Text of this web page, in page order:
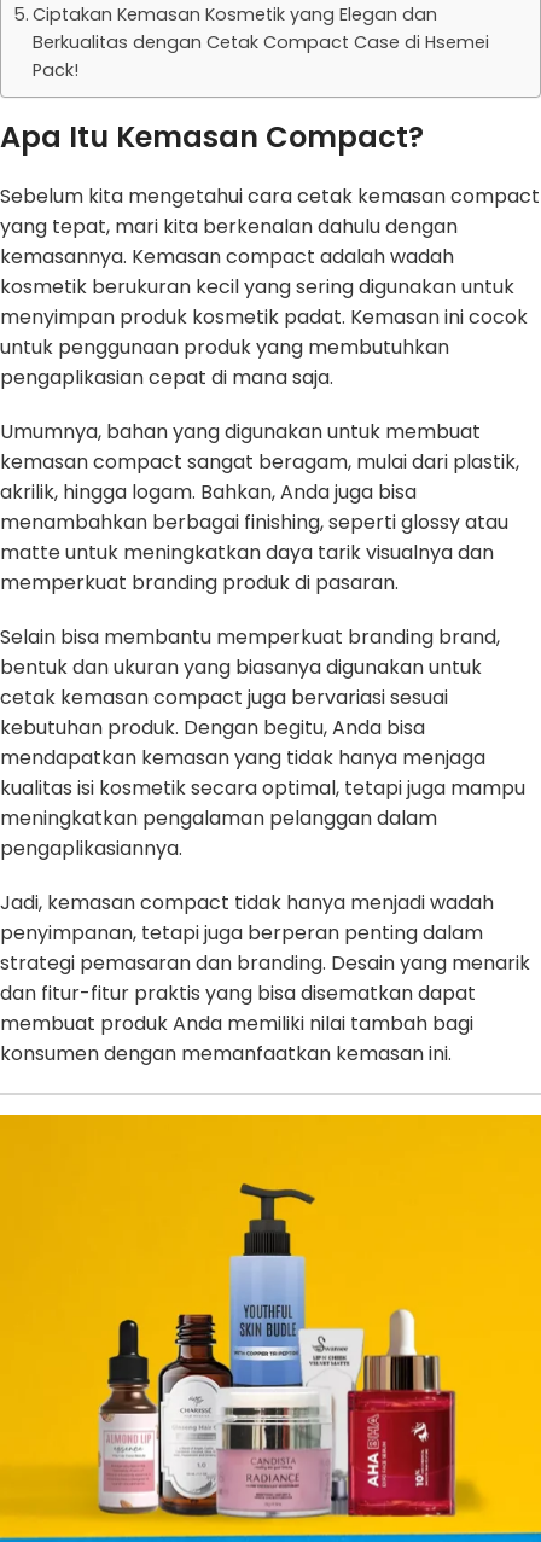
Ciptakan Kemasan Kosmetik yang Elegan dan
Berkualitas dengan Cetak Compact Case di Hsemei
Pack!
Apa Itu Kemasan Compact?
Sebelum kita mengetahui cara cetak kemasan compact
yang tepat, mari kita berkenalan dahulu dengan
kemasannya. Kemasan compact adalah wadah
kosmetik berukuran kecil yang sering digunakan untuk
menyimpan produk kosmetik padat. Kemasan ini cocok
untuk penggunaan produk yang membutuhkan
pengaplikasian cepat di mana saja.
Umumnya, bahan yang digunakan untuk membuat
kemasan compact sangat beragam, mulai dari plastik,
akrilik, hingga logam. Bahkan, Anda juga bisa
menambahkan berbagai finishing, seperti glossy atau
matte untuk meningkatkan daya tarik visualnya dan
memperkuat branding produk di pasaran.
Selain bisa membantu memperkuat branding brand,
bentuk dan ukuran yang biasanya digunakan untuk
cetak kemasan compact juga bervariasi sesuai
kebutuhan produk. Dengan begitu, Anda bisa
mendapatkan kemasan yang tidak hanya menjaga
kualitas isi kosmetik secara optimal, tetapi juga mampu
meningkatkan pengalaman pelanggan dalam
pengaplikasiannya.
Jadi, kemasan compact tidak hanya menjadi wadah
penyimpanan, tetapi juga berperan penting dalam
strategi pemasaran dan branding. Desain yang menarik
dan fitur-fitur praktis yang bisa disematkan dapat
membuat produk Anda memiliki nilai tambah bagi
konsumen dengan memanfaatkan kemasan ini.